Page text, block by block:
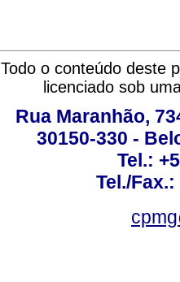
Todo o conteúdo deste
licenciado sob
Rua Maranhão,
30150-330 -
Tel.:
Tel./Fax.: